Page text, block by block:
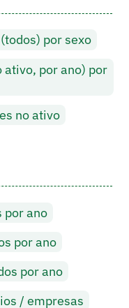
por sexo
por ano) por
no ativo
por ano
por ano
por ano
/ empresas